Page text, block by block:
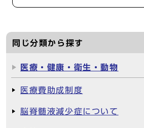
同じ分類から探す
医療・健康・衛生・動物
医療費助成制度
脳脊髄液減少症について